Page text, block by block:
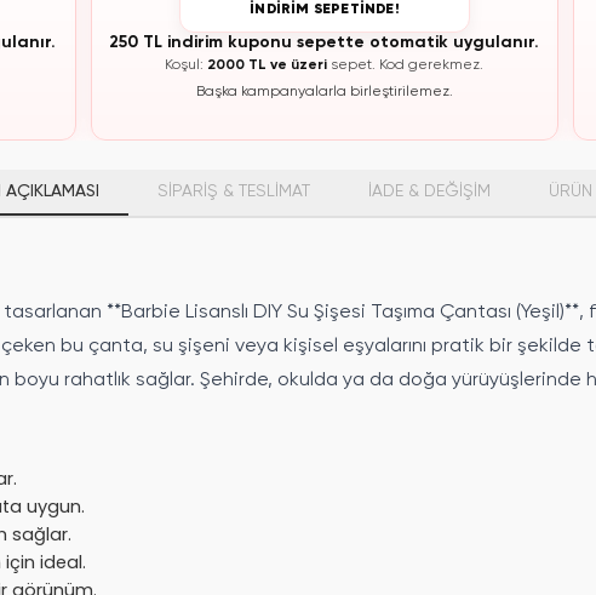
İNDİRİM SEPETİNDE!
250 TL indirim kuponu sepette otomatik uygulanır.
Koşul: 2000 TL ve üzeri sepet. Kod gerekmez.
Başka kampanyalarla birleştirilemez.
AÇIKLAMASI SİPARİŞ & TESLİMAT İADE & DEĞİŞİM ÜRÜN
**Barbie Lisanslı DIY Su Şişesi Taşıma Çantası (Yeşil)**,
bu çanta, su şişeni veya kişisel eşyalarını pratik bir şekilde
boyu rahatlık sağlar. Şehirde, okulda ya da doğa yürüyüşlerinde
uygun.
sağlar.
için ideal.